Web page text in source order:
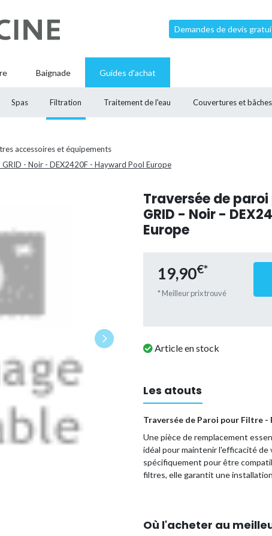
Demandes de devis
Baignade Guides d'achat
Spas Filtration Traitement de l'eau Couvertures et
accessoires et équipements
- Noir - DEX2420F - Hayward Pool Europe
DR
Traversée de
GRID - Noir -
Europe
19,90€*
* Meilleur prix trouvé
Article en stock
Les atouts
Traversée de Paroi pour Filtre
Une pièce de remplacement
idéal pour maintenir l'efficacité
spécifiquement pour être
filtres, elle garantit une
Hayward SwimClear
Où l'acheter au